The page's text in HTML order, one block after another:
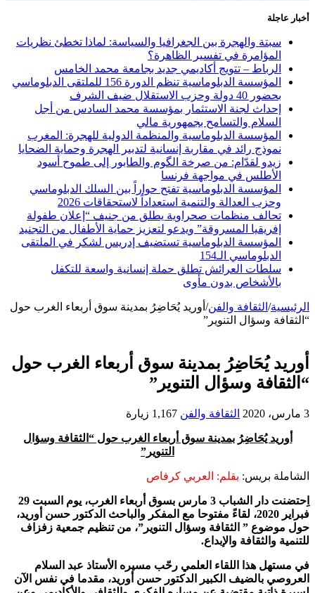
أخبار عاجلة
سبتة والهجرة بين الجغرافيا والسياسة: لماذا تخطئ نظريات
المؤامرة في تفسير الظاهرة؟
الرباط – تتويج أكاديمي جديد بجامعة محمد الخامس
المؤسسة الدبلوماسية تنظم الدورة 156 للملتقى الدبلوماسي
بحضور 40 دولة وحزب الاستقلال ضيف الشرف
إحداث لجنة الاستثمار بمؤسسة محمد السادس من أجل
السلام والتسامح بجمهورية مالي
المؤسسة الدبلوماسية والمنظمة الدولية للهجرة: المغرب
نموذج رائد في مقاربة إنسانية لتدبير الهجرة وحماية الضحايا
زيدو لقدّام: من صرخة الگوم والطابور إلى طموح أسود
الأطلس في مواجهة فرنسا
المؤسسة الدبلوماسية تفتح حواراً بين السلك الدبلوماسي
وحزب العدالة والتنمية استعداداً لاستحقاقات 2026
تحالف منظمات صحراوية يطلق من جنيف “إعلان طفولة
إفريقيا المسروقة” ويدعو لتعزيز حماية الأطفال من التجنيد
المؤسسة الدبلوماسية تستضيف إدريس لشكر في الملتقى
الدبلوماسي الـ154
سلطات العرائش تطلق حملة إنسانية واسعة للتكفل
بالأشخاص بدون مأوى
الرئيسية/ الثقافة والفن/ أوريد يُحَاضِرُ بمدينة سوق أربعاء الغرب حول
“الثقافة وسؤال التنوير”
أوريد يُحَاضِرُ بمدينة سوق أربعاء الغرب حول
“الثقافة وسؤال التنوير”
3 مارس، 2020 الثقافة والفن 1,167 زيارة
أوريد يُحَاضِرُ بمدينة سوق أربعاء الغرب حول “الثقافة وسؤال
التنوير”
الشاملة بريس: بقلم: العربي كرفاص
اِحتضنت دار الشباب 3 مارس بسوق أربعاء الغرب، يوم السبت 29
فبراير 2020، لقاءً مفتوحا مع المفكر والباحث الدكتور حسن أوريد،
حول موضوع ” الثقافة وسؤال التنوير”، من تنظيم جمعية زفزاف
للتنمية والثقافة والإبداع.
في مستهل هذا اللقاء العلمي رحّب مسيره الأستاذ عبد السلام
العروصي بالضيف الكبير الدكتور حسن أوريد، مقدما في نفس الآن